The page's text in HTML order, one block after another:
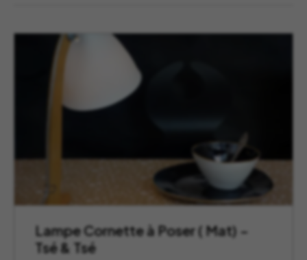
Lampe Cornette à Poser ( Mat) –
Tsé & Tsé